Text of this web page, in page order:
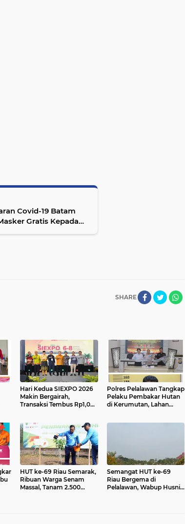
Covid-19 Batam
Gratis Kepada
SHARE
Hari Kedua SIEXPO 2026
Makin Bergairah,
Transaksi Tembus Rp1,05
Polres Pelalawan Tangkap
Pelaku Pembakar Hutan
di Kerumutan, Lahan
HUT ke-69 Riau Semarak,
Ribuan Warga Senam
Massal, Tanam 2.500
Semangat HUT ke-69
Riau Bergema di
Pelalawan, Wabup Husni